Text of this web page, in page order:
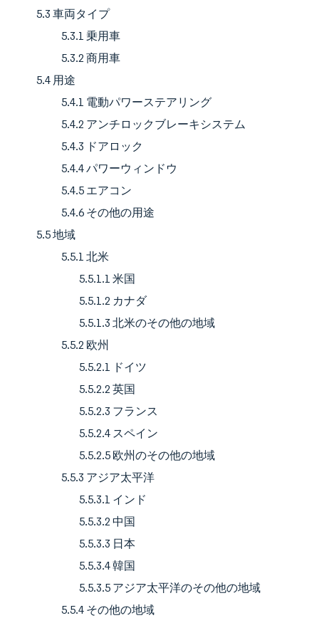
5.3 車両タイプ
5.3.1 乗用車
5.3.2 商用車
5.4 用途
5.4.1 電動パワーステアリング
5.4.2 アンチロックブレーキシステム
5.4.3 ドアロック
5.4.4 パワーウィンドウ
5.4.5 エアコン
5.4.6 その他の用途
5.5 地域
5.5.1 北米
5.5.1.1 米国
5.5.1.2 カナダ
5.5.1.3 北米のその他の地域
5.5.2 欧州
5.5.2.1 ドイツ
5.5.2.2 英国
5.5.2.3 フランス
5.5.2.4 スペイン
5.5.2.5 欧州のその他の地域
5.5.3 アジア太平洋
5.5.3.1 インド
5.5.3.2 中国
5.5.3.3 日本
5.5.3.4 韓国
5.5.3.5 アジア太平洋のその他の地域
5.5.4 その他の地域